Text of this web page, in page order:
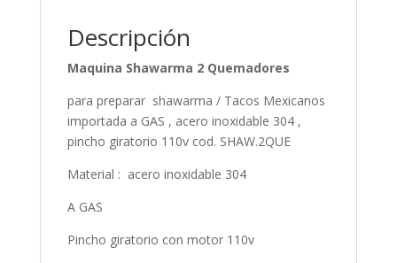
Descripción
Maquina Shawarma 2 Quemadores
para preparar shawarma / Tacos Mexicanos
importada a GAS , acero inoxidable 304 ,
pincho giratorio 110v cod. SHAW.2QUE
Material : acero inoxidable 304
A GAS
Pincho giratorio con motor 110v